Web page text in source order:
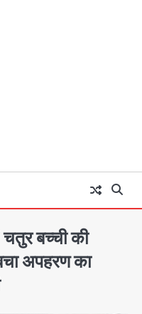
बच्ची की
अपहरण का